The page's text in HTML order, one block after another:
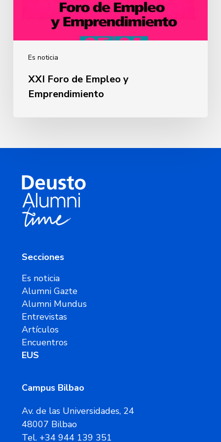
Es noticia
XXI Foro de Empleo y
Emprendimiento
Secciones
Es noticia
Alumni Gazte
Alumni Mundus
Entrevistas
Artículos
Encuentros
EUS
Campus Bilbao
Av. de las Universidades, 24
48007 Bilbao
Tel. +34 944 139 351